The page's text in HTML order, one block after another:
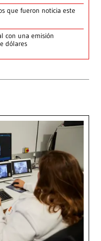
que fueron noticia este
con una emisión
dólares